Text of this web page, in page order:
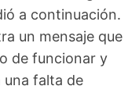
a continuación.
un mensaje que
de funcionar y
una falta de